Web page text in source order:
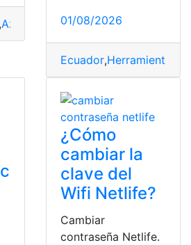
,Azafata en Ecuador,sueldo
01/08/2026
Ecuador,Herramientas
¿Cómo
cambiar la
clave del
Wifi Netlife?
Cambiar
contraseña Netlife.